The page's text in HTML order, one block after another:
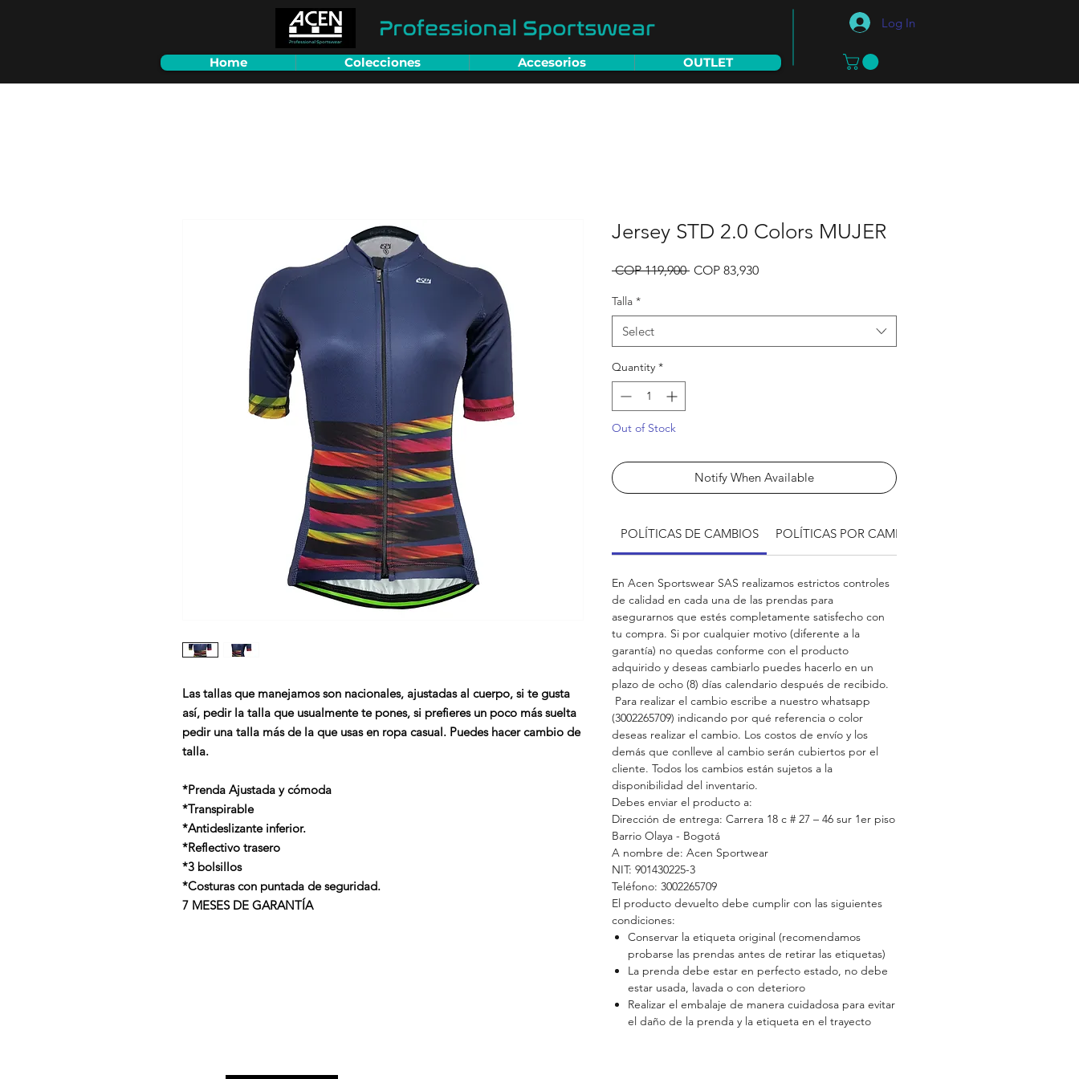
Log In
Home Colecciones Accesorios OUTLET
Las tallas que manejamos son nacionales, ajustadas al cuerpo, si te gusta
así, pedir la talla que usualmente te pones, si prefieres un poco más suelta
pedir una talla más de la que usas en ropa casual. Puedes hacer cambio de
talla.
*Prenda Ajustada y cómoda
*Transpirable
*Antideslizante inferior.
*Reflectivo trasero
*3 bolsillos
*Costuras con puntada de seguridad.
7 MESES DE GARANTÍA
Jersey STD 2.0 Colors MUJER
COP 119,900 Regular
COP 83,930Sale
Talla *
Select
Quantity *
Out of Stock
Notify When Available
POLÍTICAS DE CAMBIOS POLÍTICAS POR CAMBIO DE TALLA
En Acen Sportswear SAS realizamos estrictos controles
de calidad en cada una de las prendas para
asegurarnos que estés completamente satisfecho con
tu compra. Si por cualquier motivo (diferente a la
garantía) no quedas conforme con el producto
adquirido y deseas cambiarlo puedes hacerlo en un
plazo de ocho (8) días calendario después de recibido.
Para realizar el cambio escribe a nuestro whatsapp
(3002265709) indicando por qué referencia o color
deseas realizar el cambio. Los costos de envío y los
demás que conlleve al cambio serán cubiertos por el
cliente. Todos los cambios están sujetos a la
disponibilidad del inventario.
Debes enviar el producto a:
Dirección de entrega: Carrera 18 c # 27 – 46 sur 1er piso
Barrio Olaya - Bogotá
A nombre de: Acen Sportwear
NIT: 901430225-3
Teléfono: 3002265709
El producto devuelto debe cumplir con las siguientes
condiciones:
Conservar la etiqueta original (recomendamos
probarse las prendas antes de retirar las etiquetas)
La prenda debe estar en perfecto estado, no debe
estar usada, lavada o con deterioro
Realizar el embalaje de manera cuidadosa para evitar
el daño de la prenda y la etiqueta en el trayecto